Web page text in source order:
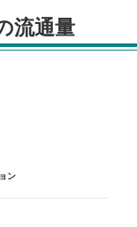
流通量
ン